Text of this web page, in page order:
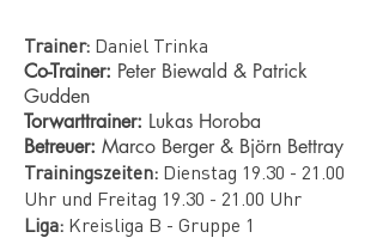
Trainer: Daniel Trinka
Co-Trainer: Peter Biewald & Patrick
Gudden
Torwarttrainer: Lukas Horoba
Betreuer: Marco Berger & Björn Bettray
​Trainingszeiten: Dienstag 19.30 - 21.00
Uhr und Freitag 19.30 - 21.00 Uhr
Liga: Kreisliga B - Gruppe 1